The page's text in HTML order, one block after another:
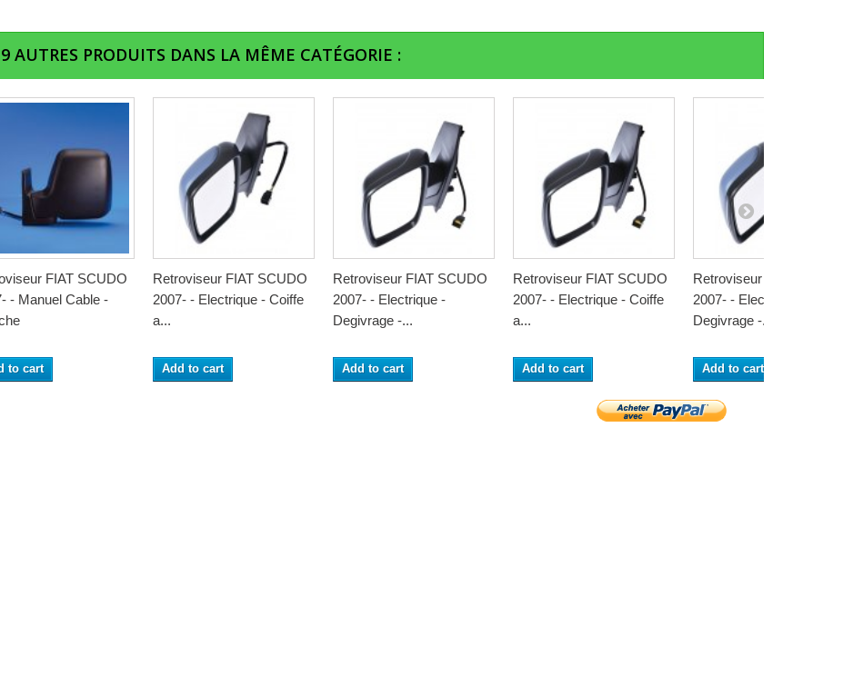
AUTRES PRODUITS DANS LA MÊME CATÉGORIE :
FIAT SCUDO
- Manuel Cable -
to cart
Retroviseur FIAT SCUDO
2007- - Electrique - Coiffe
a...
Add to cart
Retroviseur FIAT SCUDO
2007- - Electrique -
Degivrage -...
Add to cart
Retroviseur FIAT SCUDO
2007- - Electrique - Coiffe
a...
Add to cart
Retroviseur FIAT
2007- - Electrique -
Degivrage -...
Add to cart